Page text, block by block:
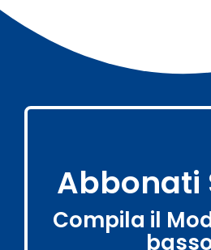
Abbonati
Compila il